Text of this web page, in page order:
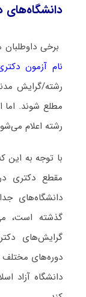
دانشگاه‌های
برخی
نام آزمون دکتری
رشته/گرایش
مطلع شوند. اما
رشته اعلام
با توجه به این
مقطع دکتری
دانشگاه‌های
گذشته است،
گرایش‌های
دوره‌های مختلف
دانشگاه آزاد